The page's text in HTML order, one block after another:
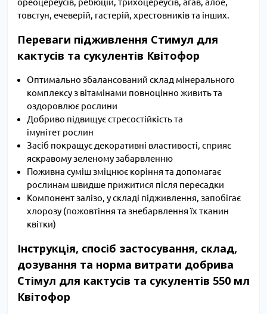
ореоцереусів, ребюцій, трихоцереусів, агав, алое,
товстун, ечеверій, гастерій, хрестовників та інших.
Переваги підживлення Стимул для
кактусів та сукулентів Квітофор
Оптимально збалансований склад мінерального
комплексу з вітамінами повноцінно живить та
оздоровлює рослини
Добриво підвищує стресостійкість та
імунітет рослин
Засіб покращує декоративні властивості, сприяє
яскравому зеленому забарвленню
Поживна суміш зміцнює коріння та допомагає
рослинам швидше прижитися після пересадки
Компонент залізо, у складі підживлення, запобігає
хлорозу (пожовтіння та знебарвлення їх тканин
квітки)
Інструкція, спосіб застосування, склад,
дозування та норма витрати добрива
Стімул для кактусів та сукулентів 550 мл
Квітофор